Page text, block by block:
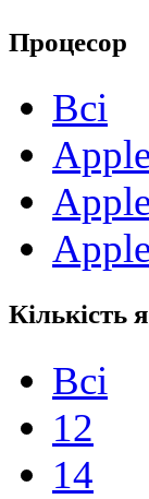
Процесор
Всі
Кількість
Всі
12
14